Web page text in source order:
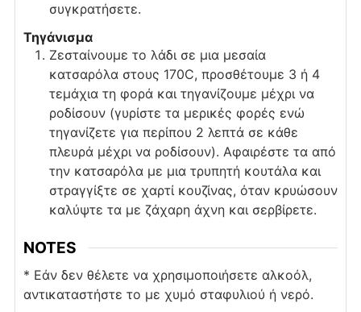
συγκρατήσετε.
Τηγάνισμα
Ζεσταίνουμε το λάδι σε μια μεσαία
κατσαρόλα στους 170C, προσθέτουμε 3 ή 4
τεμάχια τη φορά και τηγανίζουμε μέχρι να
ροδίσουν (γυρίστε τα μερικές φορές ενώ
τηγανίζετε για περίπου 2 λεπτά σε κάθε
πλευρά μέχρι να ροδίσουν). Αφαιρέστε τα από
την κατσαρόλα με μια τρυπητή κουτάλα και
στραγγίξτε σε χαρτί κουζίνας, όταν κρυώσουν
καλύψτε τα με ζάχαρη άχνη και σερβίρετε.
NOTES
* Εάν δεν θέλετε να χρησιμοποιήσετε αλκοόλ,
αντικαταστήστε το με χυμό σταφυλιού ή νερό.